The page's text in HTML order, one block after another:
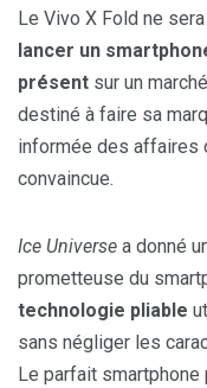
Le Vivo X Fold ne
lancer un
présent sur un
destiné à faire sa
informée des affaires
convaincue.
Ice Universe a donné
prometteuse du
technologie pliable
sans négliger les
Le parfait